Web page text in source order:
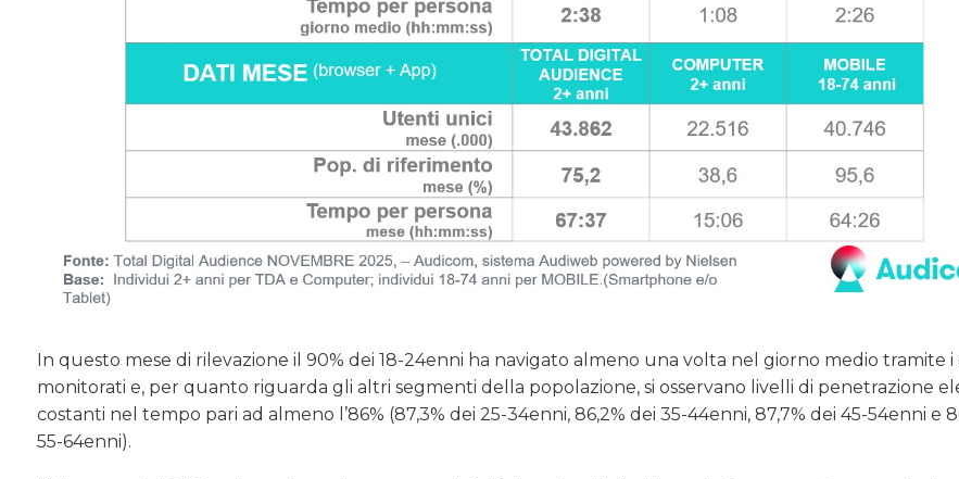
In questo mese di rilevazione il 90% dei 18-24enni ha navigato almeno una volta nel giorno medio tramite i
monitorati e, per quanto riguarda gli altri segmenti della popolazione, si osservano livelli di penetrazione
costanti nel tempo pari ad almeno l’86% (87,3% dei 25-34enni, 86,2% dei 35-44enni, 87,7% dei 45-54enni e
55-64enni).